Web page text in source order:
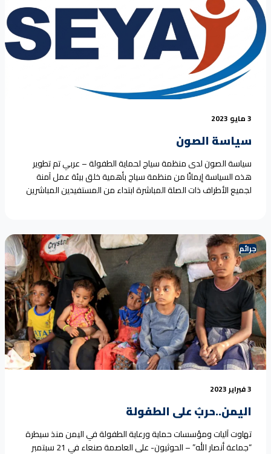
3 مايو 2023
سياسة الصون
سياسة الصون لدى منظمة سياج لحماية الطفولة – عربي تم تطوير
هذه السياسة إيمانًا من منظمة سياج بأهمية خلق بيئة عمل آمنة
لجميع الأطراف ذات الصلة المباشرة ابتداء من المستفيدين المباشرين
href="https://seyaj.org/%d8%aa%d8%b9%d8%b1%d9%8a%d9%81-
%d8%a7%d9%84%d8%b5%d9%88%d9%86-%d9%88-sea-
h/">Continue reading <span class="sr-only">"سياسة الصون"
</span></a>
جرائم
3 فبراير 2023
اليمن..حربٌ على الطفولة
تهاوت آليات ومؤسسات حماية ورعاية الطفولة في اليمن منذ سيطرة
“جماعة أنصار الله” – الحوثيون- على العاصمة صنعاء في 21 سبتمبر